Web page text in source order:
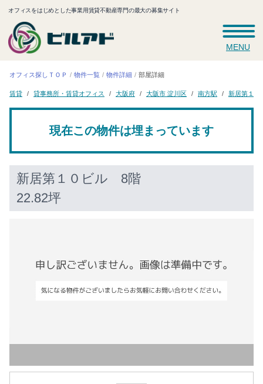
オフィスをはじめとした事業用賃貸不動産専門の最大の募集サイト
MENU
オフィス探しＴＯＰ 物件一覧 物件詳細 部屋詳細
賃貸 貸事務所・賃貸オフィス 大阪府 大阪市 淀川区 南方駅 新居第１０
現在この物件は埋まっています
新居第１０ビル 8階
22.82坪